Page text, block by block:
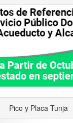
Pico y Placa Tunja